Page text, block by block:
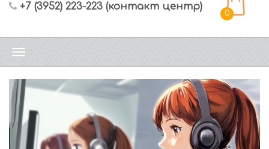
+7 (3952) 223-223 (контакт центр)
0